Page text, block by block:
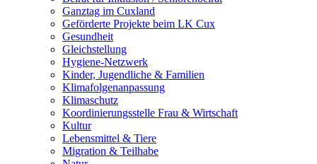
Ganztag im Cuxland
Geförderte Projekte beim LK Cux
Gesundheit
Gleichstellung
Hygiene-Netzwerk
Kinder, Jugendliche & Familien
Klimafolgenanpassung
Klimaschutz
Koordinierungsstelle Frau & Wirtschaft
Kultur
Lebensmittel & Tiere
Migration & Teilhabe